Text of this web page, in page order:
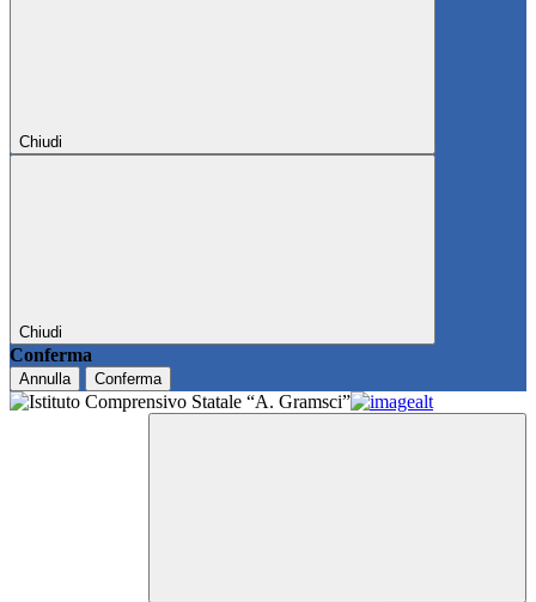
Chiudi
Chiudi
Conferma
Annulla Conferma